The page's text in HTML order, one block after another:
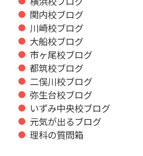
関内校ブログ
川崎校ブログ
大船校ブログ
市ヶ尾校ブログ
都筑校ブログ
二俣川校ブログ
弥生台校ブログ
いずみ中央校ブログ
元気が出るブログ
理科の質問箱